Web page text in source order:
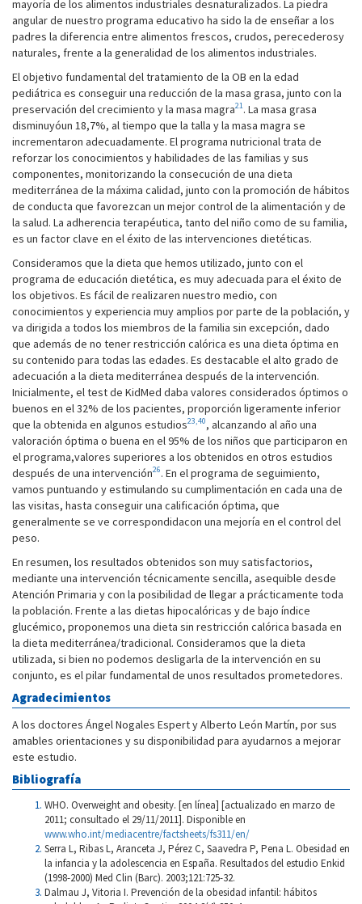
mayoría de los alimentos industriales desnaturalizados. La piedra
angular de nuestro programa educativo ha sido la de enseñar a los
padres la diferencia entre alimentos frescos, crudos, perecederosy
naturales, frente a la generalidad de los alimentos industriales.
El objetivo fundamental del tratamiento de la OB en la edad
pediátrica es conseguir una reducción de la masa grasa, junto con la
preservación del crecimiento y la masa magra21. La masa grasa
disminuyóun 18,7%, al tiempo que la talla y la masa magra se
incrementaron adecuadamente. El programa nutricional trata de
reforzar los conocimientos y habilidades de las familias y sus
componentes, monitorizando la consecución de una dieta
mediterránea de la máxima calidad, junto con la promoción de hábitos
de conducta que favorezcan un mejor control de la alimentación y de
la salud. La adherencia terapéutica, tanto del niño como de su familia,
es un factor clave en el éxito de las intervenciones dietéticas.
Consideramos que la dieta que hemos utilizado, junto con el
programa de educación dietética, es muy adecuada para el éxito de
los objetivos. Es fácil de realizaren nuestro medio, con
conocimientos y experiencia muy amplios por parte de la población, y
va dirigida a todos los miembros de la familia sin excepción, dado
que además de no tener restricción calórica es una dieta óptima en
su contenido para todas las edades. Es destacable el alto grado de
adecuación a la dieta mediterránea después de la intervención.
Inicialmente, el test de KidMed daba valores considerados óptimos o
buenos en el 32% de los pacientes, proporción ligeramente inferior
que la obtenida en algunos estudios23,40, alcanzando al año una
valoración óptima o buena en el 95% de los niños que participaron en
el programa,valores superiores a los obtenidos en otros estudios
después de una intervención26. En el programa de seguimiento,
vamos puntuando y estimulando su cumplimentación en cada una de
las visitas, hasta conseguir una calificación óptima, que
generalmente se ve correspondidacon una mejoría en el control del
peso.
En resumen, los resultados obtenidos son muy satisfactorios,
mediante una intervención técnicamente sencilla, asequible desde
Atención Primaria y con la posibilidad de llegar a prácticamente toda
la población. Frente a las dietas hipocalóricas y de bajo índice
glucémico, proponemos una dieta sin restricción calórica basada en
la dieta mediterránea/tradicional. Consideramos que la dieta
utilizada, si bien no podemos desligarla de la intervención en su
conjunto, es el pilar fundamental de unos resultados prometedores.
Agradecimientos
A los doctores Ángel Nogales Espert y Alberto León Martín, por sus
amables orientaciones y su disponibilidad para ayudarnos a mejorar
este estudio.
Bibliografía
WHO. Overweight and obesity. [en línea] [actualizado en marzo de
2011; consultado el 29/11/2011]. Disponible en
www.who.int/mediacentre/factsheets/fs311/en/
Serra L, Ribas L, Aranceta J, Pérez C, Saavedra P, Pena L. Obesidad en
la infancia y la adolescencia en España. Resultados del estudio Enkid
(1998-2000) Med Clin (Barc). 2003;121:725-32.
Dalmau J, Vitoria I. Prevención de la obesidad infantil: hábitos